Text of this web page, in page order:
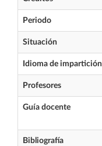
Periodo
Situación
Idioma de impartición
Profesores
Guía docente
Bibliografía